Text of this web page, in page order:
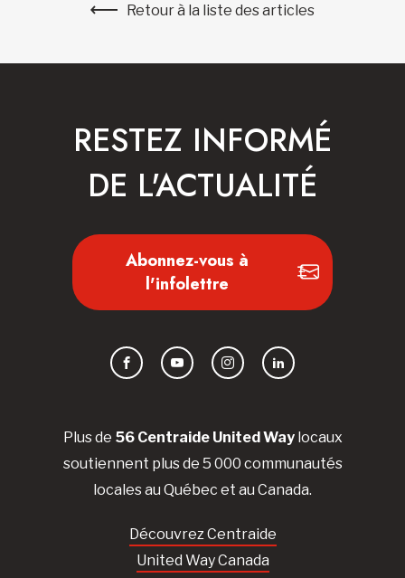
Retour à la liste des articles
Plus de 56 Centraide United Waylocaux
soutiennent plus de 5 000 communautés
locales au Québec et au Canada.
Découvrez Centraide
United Way Canada
RESTEZ INFORMÉ
DE L'ACTUALITÉ
Abonnez-vous à
l'infolettre
FacebookYouTubeInstagramLinkedIn